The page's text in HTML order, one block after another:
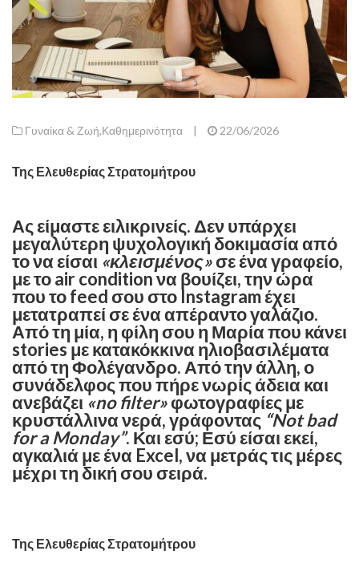
Γυναίκα & Ζωή,Καθημερινότητα | 22/06/2026
Της Ελευθερίας Στρατομήτρου
Ας είμαστε ειλικρινείς. Δεν υπάρχει
μεγαλύτερη ψυχολογική δοκιμασία από
το να είσαι «κλεισμένος»σε ένα γραφείο,
με το air condition να βουίζει, την ώρα
που το feed σου στο Instagram έχει
μετατραπεί σε ένα απέραντο γαλάζιο.
Από τη μία, η φίλη σου η Μαρία που κάνει
stories με κατακόκκινα ηλιοβασιλέματα
από τη Φολέγανδρο. Από την άλλη, ο
συνάδελφος που πήρε νωρίς άδεια και
ανεβάζει «no filter»φωτογραφίες με
κρυστάλλινα νερά, γράφοντας “Not bad
for a Monday”. ​Και εσύ; Εσύ είσαι εκεί,
αγκαλιά με ένα Excel, να μετράς τις μέρες
μέχρι τη δική σου σειρά. ​
Της Ελευθερίας Στρατομήτρου